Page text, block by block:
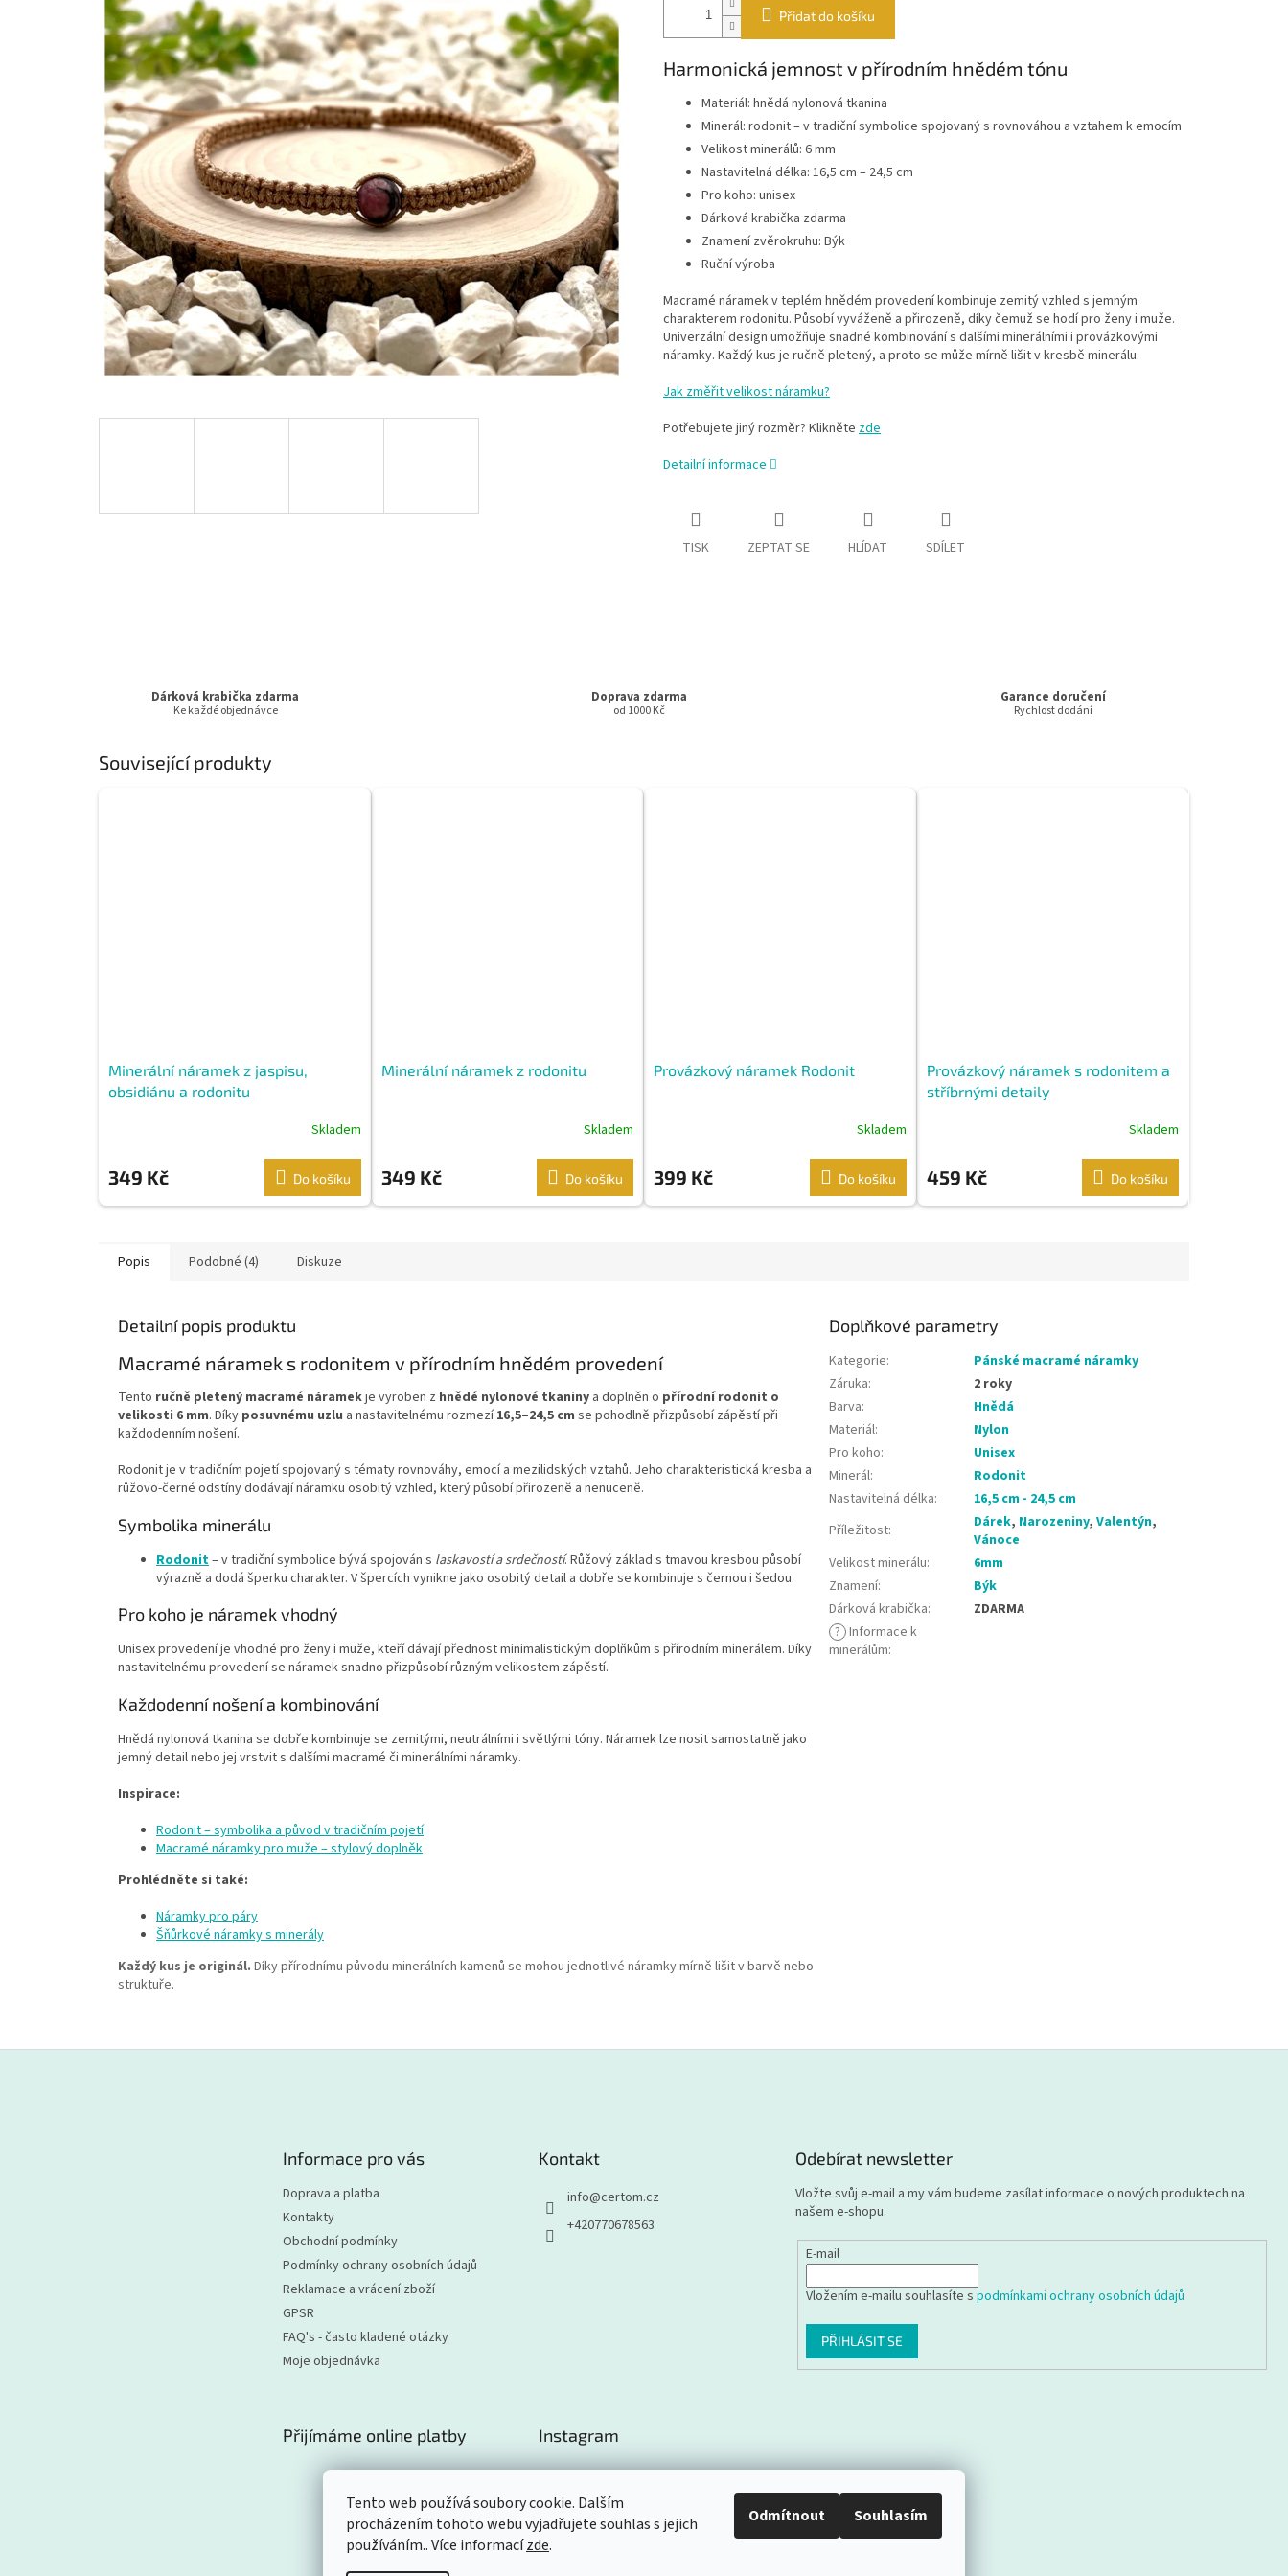
Tento web používá soubory cookie. Dalším
procházením tohoto webu vyjadřujete souhlas s jejich
používáním.. Více informacízde.
Odmítnout Souhlasím
Přidat do košíku
Harmonická jemnost v přírodním hnědém tónu
Materiál: hnědá nylonová tkanina
Minerál: rodonit – v tradiční symbolice spojovaný s rovnováhou a vztahem k emocím
Velikost minerálů: 6 mm
Nastavitelná délka: 16,5 cm – 24,5 cm
Pro koho: unisex
Dárková krabička zdarma
Znamení zvěrokruhu: Býk
Ruční výroba
Macramé náramek v teplém hnědém provedení kombinuje zemitý vzhled s jemným
charakterem rodonitu. Působí vyváženě a přirozeně, díky čemuž se hodí pro ženy i muže.
Univerzální design umožňuje snadné kombinování s dalšími minerálními i provázkovými
náramky. Každý kus je ručně pletený, a proto se může mírně lišit v kresbě minerálu.
Jak změřit velikost náramku?
Potřebujete jiný rozměr? Klikněte zde
Detailní informace
TISK ZEPTAT SE HLÍDAT SDÍLET
Dárková krabička zdarma
Ke každé objednávce
Doprava zdarma
od 1000 Kč
Garance doručení
Rychlost dodání
Související produkty
Minerální náramek z jaspisu,
obsidiánu a rodonitu
Skladem
349 Kč Do košíku
Minerální náramek z rodonitu
Skladem
349 Kč Do košíku
Provázkový náramek Rodonit
Skladem
399 Kč Do košíku
Provázkový náramek s rodonitem a
stříbrnými detaily
Skladem
459 Kč Do košíku
Popis Podobné (4) Diskuze
Detailní popis produktu
Macramé náramek s rodonitem v přírodním hnědém provedení
Tento ručně pletený macramé náramekje vyroben z hnědé nylonové tkaniny a doplněn o přírodní rodonit o
velikosti 6 mm. Díky posuvnému uzlu a nastavitelnému rozmezí16,5–24,5 cm se pohodlně přizpůsobí zápěstí při
každodenním nošení.
Rodonit je v tradičním pojetí spojovaný s tématy rovnováhy, emocí a mezilidských vztahů. Jeho charakteristická kresba a
růžovo-černé odstíny dodávají náramku osobitý vzhled, který působí přirozeně a nenuceně.
Symbolika minerálu
Rodonit– v tradiční symbolice bývá spojován s laskavostí a srdečností. Růžový základ s tmavou kresbou působí
výrazně a dodá šperku charakter. V špercích vynikne jako osobitý detail a dobře se kombinuje s černou i šedou.
Pro koho je náramek vhodný
Unisex provedení je vhodné pro ženy i muže, kteří dávají přednost minimalistickým doplňkům s přírodním minerálem. Díky
nastavitelnému provedení se náramek snadno přizpůsobí různým velikostem zápěstí.
Každodenní nošení a kombinování
Hnědá nylonová tkanina se dobře kombinuje se zemitými, neutrálními i světlými tóny. Náramek lze nosit samostatně jako
jemný detail nebo jej vrstvit s dalšími macramé či minerálními náramky.
Inspirace:
Rodonit – symbolika a původ v tradičním pojetí
Macramé náramky pro muže – stylový doplněk
Prohlédněte si také:
Náramky pro páry
Šňůrkové náramky s minerály
Každý kus je originál. Díky přírodnímu původu minerálních kamenů se mohou jednotlivé náramky mírně lišit v barvě nebo
struktuře.
Doplňkové parametry
Kategorie:
Pánské macramé náramky
Záruka:
2 roky
Barva:
Hnědá
Materiál:
Nylon
Pro koho:
Unisex
Minerál:
Rodonit
Nastavitelná délka:
16,5 cm - 24,5 cm
Příležitost: Dárek, Narozeniny,Valentýn,
Vánoce
Velikost minerálu:
6mm
Znamení:
Býk
Dárková krabička:
ZDARMA
? Informace k
minerálům:
Informace pro vás
Doprava a platba
Kontakty
Obchodní podmínky
Podmínky ochrany osobních údajů
Reklamace a vrácení zboží
GPSR
FAQ's - často kladené otázky
Moje objednávka
Kontakt
info@certom.cz
+420770678563
Odebírat newsletter
Vložte svůj e-mail a my vám budeme zasílat informace o nových produktech na
našem e-shopu.
E-mail
Vložením e-mailu souhlasíte spodmínkami ochrany osobních údajů
PŘIHLÁSIT SE
Přijímáme online platby Instagram